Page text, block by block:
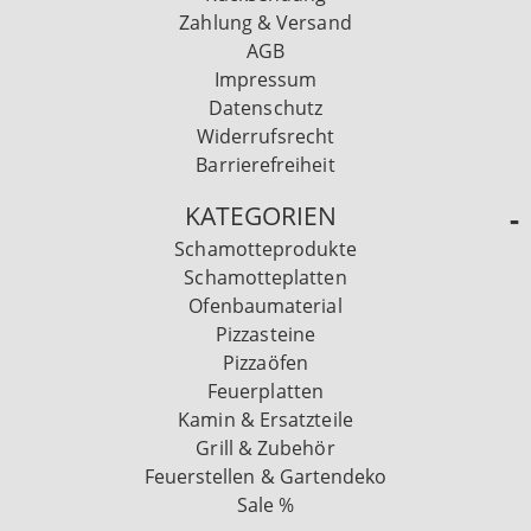
Zahlung & Versand
AGB
Impressum
Datenschutz
Widerrufsrecht
Barrierefreiheit
KATEGORIEN
Schamotteprodukte
Schamotteplatten
Ofenbaumaterial
Pizzasteine
Pizzaöfen
Feuerplatten
Kamin & Ersatzteile
Grill & Zubehör
Feuerstellen & Gartendeko
Sale %